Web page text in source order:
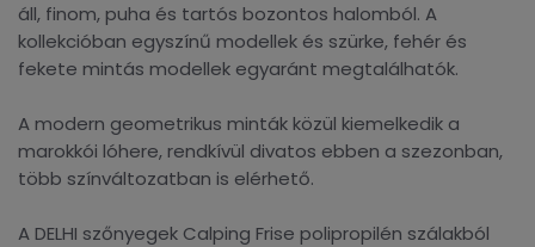
áll, finom, puha és tartós bozontos halomból. A
kollekcióban egyszínű modellek és szürke, fehér és
fekete mintás modellek egyaránt megtalálhatók.
A modern geometrikus minták közül kiemelkedik a
marokkói lóhere, rendkívül divatos ebben a szezonban,
több színváltozatban is elérhető.
A DELHI szőnyegek Calping Frise polipropilén szálakból